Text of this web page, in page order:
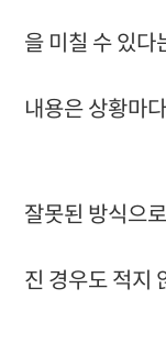
을 미칠 수 있다
내용은 상황마
잘못된 방식으
진 경우도 적지